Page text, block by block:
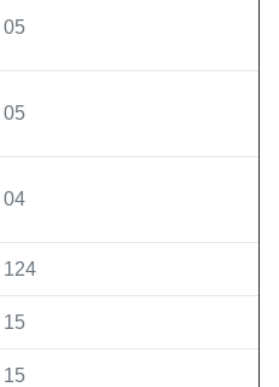
05
05
04
124
15
15